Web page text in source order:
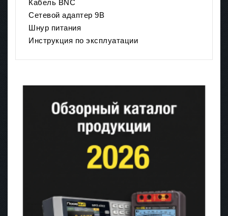
Кабель BNC
Сетевой адаптер 9В
Шнур питания
Инструкция по эксплуатации